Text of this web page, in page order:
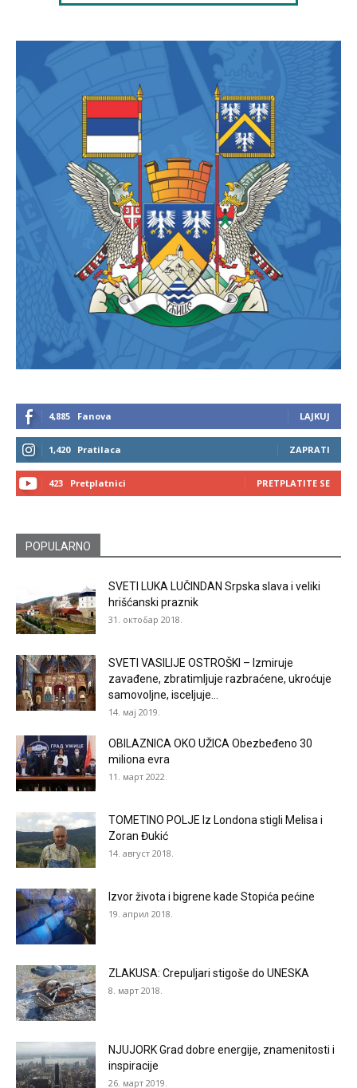
4,885 Fanova LAJKUJ
1,420 Pratilaca ZAPRATI
423 Pretplatnici PRETPLATITE SE
POPULARNO
SVETI LUKA LUČINDAN Srpska slava i veliki
hrišćanski praznik
31. октобар 2018.
SVETI VASILIJE OSTROŠKI – Izmiruje
zavađene, zbratimljuje razbraćene, ukroćuje
samovoljne, isceljuje...
14. мај 2019.
OBILAZNICA OKO UŽICA Obezbeđeno 30
miliona evra
11. март 2022.
TOMETINO POLJE Iz Londona stigli Melisa i
Zoran Đukić
14. август 2018.
Izvor života i bigrene kade Stopića pećine
19. април 2018.
ZLAKUSA: Crepuljari stigoše do UNESKA
8. март 2018.
NJUJORK Grad dobre energije, znamenitosti i
inspiracije
26. март 2019.